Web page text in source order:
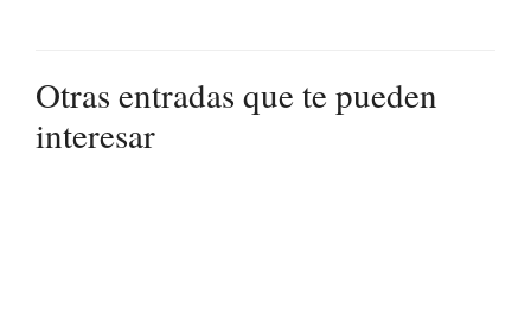
Otras entradas que te pueden
interesar